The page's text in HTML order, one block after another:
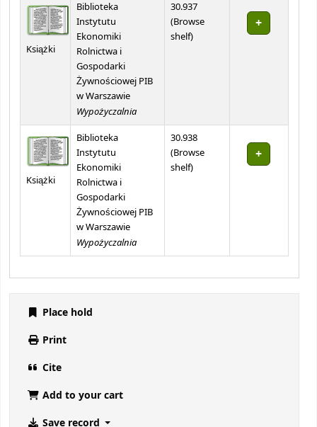
Książki
Biblioteka
Instytutu
Ekonomiki
Rolnictwa i
Gospodarki
Żywnościowej PIB
w Warszawie
Wypożyczalnia
30.937
(Browse
shelf(Opens below)
)
Książki
Biblioteka
Instytutu
Ekonomiki
Rolnictwa i
Gospodarki
Żywnościowej PIB
w Warszawie
Wypożyczalnia
30.938
(Browse
shelf(Opens below)
)
Place hold
Print
Cite
Add to your cart
Save record